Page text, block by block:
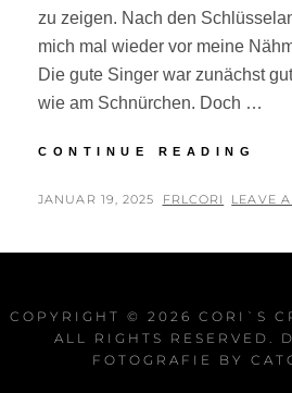
zu zeigen. Nach den
mich mal wieder vor meine
Die gute Singer war zunächst
wie am Schnürchen. Doch …
CONTINUE READING
POSTED
JANUAR 19, 2025 BY
FRLCORI LEAVE
COPYRIGHT © 2026 CORI`S
ALL RIGHTS RESERVED.
FOTOGRAFIE BY